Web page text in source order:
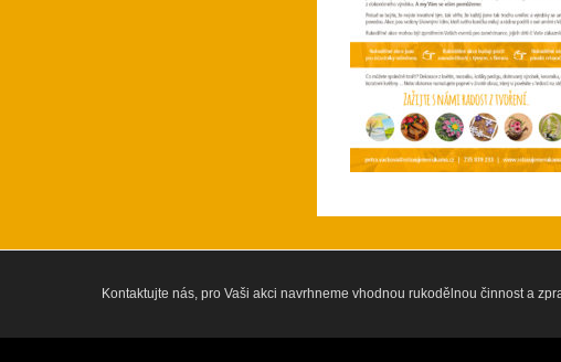
Kontaktujte nás, pro Vaši akci navrhneme vhodnou rukodělnou činnost a